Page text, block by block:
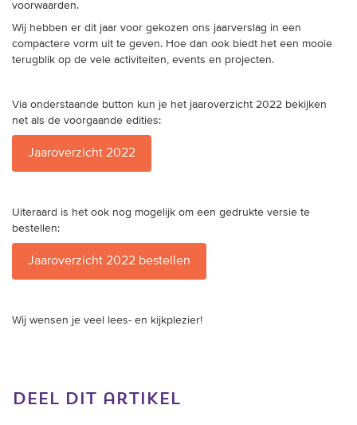
Activiteiten agenda
Inlog Mijn RvB account
Inlog leden / officials
Over ons
Contact & support
Veelgestelde vragen
voorwaarden.
Wij hebben er dit jaar voor gekozen ons jaarverslag in een
compactere vorm uit te geven. Hoe dan ook biedt het een mooie
terugblik op de vele activiteiten, events en projecten.
Via onderstaande button kun je het jaaroverzicht 2022 bekijken
net als de voorgaande edities:
Jaaroverzicht 2022
Uiteraard is het ook nog mogelijk om een gedrukte versie te
bestellen:
Jaaroverzicht 2022 bestellen
Wij wensen je veel lees- en kijkplezier!
deel dit artikel